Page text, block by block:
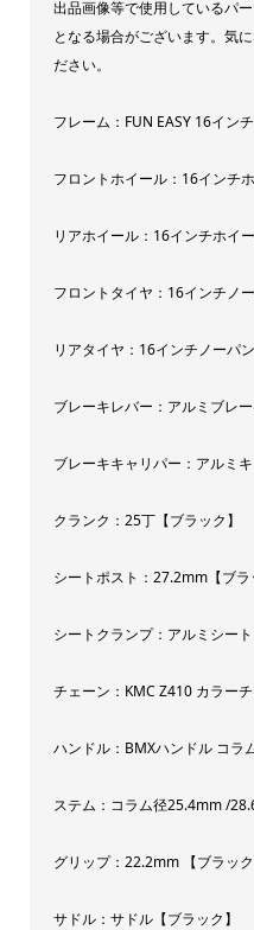
出品画像等で使用しているパ
となる場合がございます。気
ださい。
フレーム：FUN EASY 16イン
フロントホイール：16インチ
リアホイール：16インチホイ
フロントタイヤ：16インチノ
リアタイヤ：16インチノーパ
ブレーキレバー：アルミブレ
ブレーキキャリパー：アルミ
クランク：25丁【ブラック】
シートポスト：27.2mm【ブラ
シートクランプ：アルミシー
チェーン：KMC Z410 カラー
ハンドル：BMXハンドル コラ
ステム：コラム径25.4mm /
グリップ：22.2mm 【ブラック
サドル：サドル【ブラック】